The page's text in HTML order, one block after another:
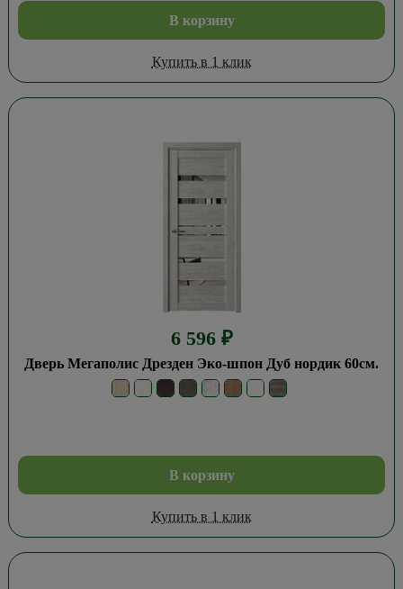
В корзину
Купить в 1 клик
6 596 ₽
Дверь Мегаполис Дрезден Эко-шпон Дуб нордик 60см.
В корзину
Купить в 1 клик